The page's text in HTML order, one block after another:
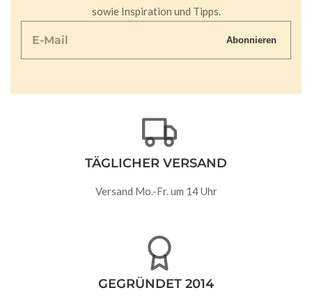
sowie Inspiration und Tipps.
E-
Abonnieren
TÄGLICHER VERSAND
Versand Mo.-Fr. um 14 Uhr
GEGRÜNDET 2014